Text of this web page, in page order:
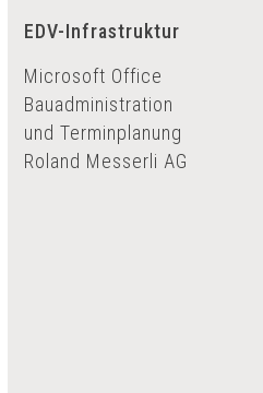
EDV-Infrastruktur
Microsoft Office
Bauadministration
und Terminplanung
Roland Messerli AG